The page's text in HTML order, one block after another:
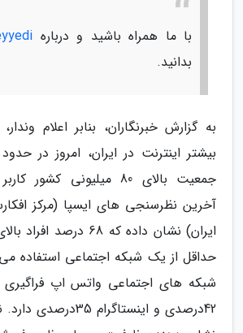
با ما همراه باشید و درباره
بدانید.
به گزارش خبرنگاران، بنابر اعلام
جمعیت بالای 80 میلیونی
آخرین نظرسنجی های ایسپا (مرکز
حداقل از یک شبکه اجتماعی استفاده
42درصدی و اینستاگرام